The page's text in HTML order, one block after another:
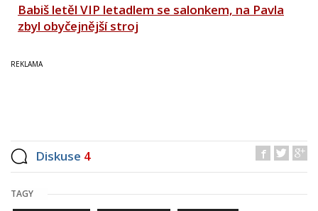
Babiš letěl VIP letadlem se salonkem, na Pavla
zbyl obyčejnější stroj
Diskuse 4
TAGY